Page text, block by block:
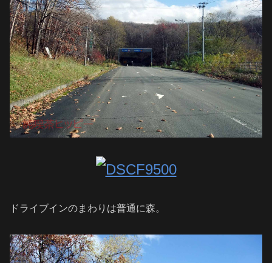
ドライブインのまわりは普通に森。